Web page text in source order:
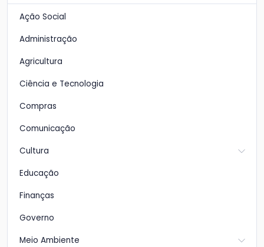
Ação Social
Administração
Agricultura
Ciência e Tecnologia
Compras
Comunicação
Cultura
Educação
Finanças
Governo
Meio Ambiente